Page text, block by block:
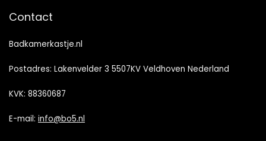
Contact
Badkamerkastje.nl
Postadres: Lakenvelder 3 5507KV Veldhoven Nederland
KVK: 88360687
E-mail: info@bo5.nl